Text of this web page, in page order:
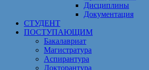
Дисциплины
Документация
СТУДЕНТ
ПОСТУПАЮЩИМ
Бакалавриат
Магистратура
Аспирантура
Докторантура